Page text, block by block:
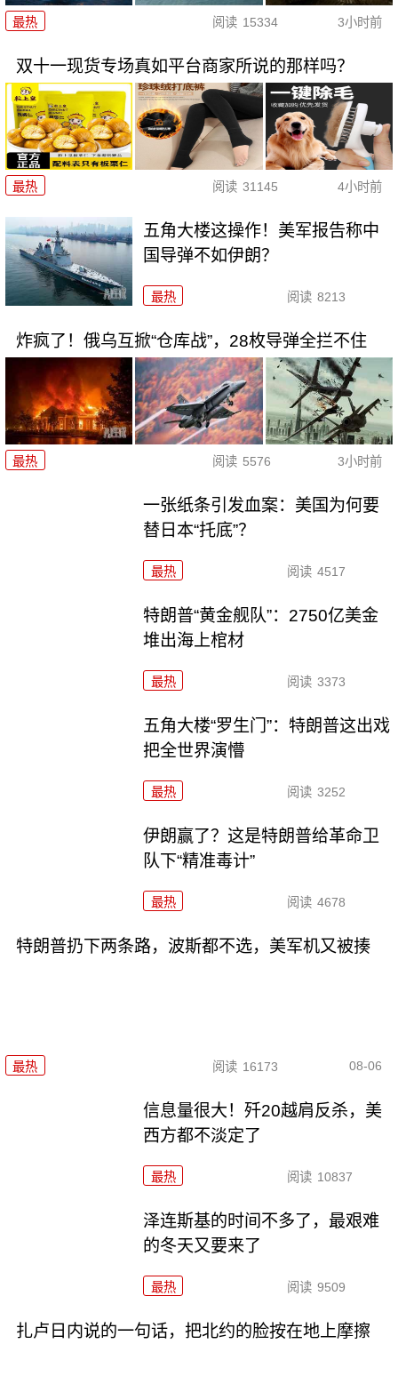
最热 阅读 15334 3小时前
双十一现货专场真如平台商家所说的那样吗？
最热 阅读 31145 4小时前
五角大楼这操作！美军报告称中
国导弹不如伊朗？
最热 阅读 8213
炸疯了！俄乌互掀“仓库战”，28枚导弹全拦不住
最热 阅读 5576 3小时前
一张纸条引发血案：美国为何要
替日本“托底”？
最热 阅读 4517
特朗普“黄金舰队”：2750亿美金
堆出海上棺材
最热 阅读 3373
五角大楼“罗生门”：特朗普这出戏
把全世界演懵
最热 阅读 3252
伊朗赢了？这是特朗普给革命卫
队下“精准毒计”
最热 阅读 4678
特朗普扔下两条路，波斯都不选，美军机又被揍
最热 阅读 16173 08-06
信息量很大！歼20越肩反杀，美
西方都不淡定了
最热 阅读 10837
泽连斯基的时间不多了，最艰难
的冬天又要来了
最热 阅读 9509
扎卢日内说的一句话，把北约的脸按在地上摩擦